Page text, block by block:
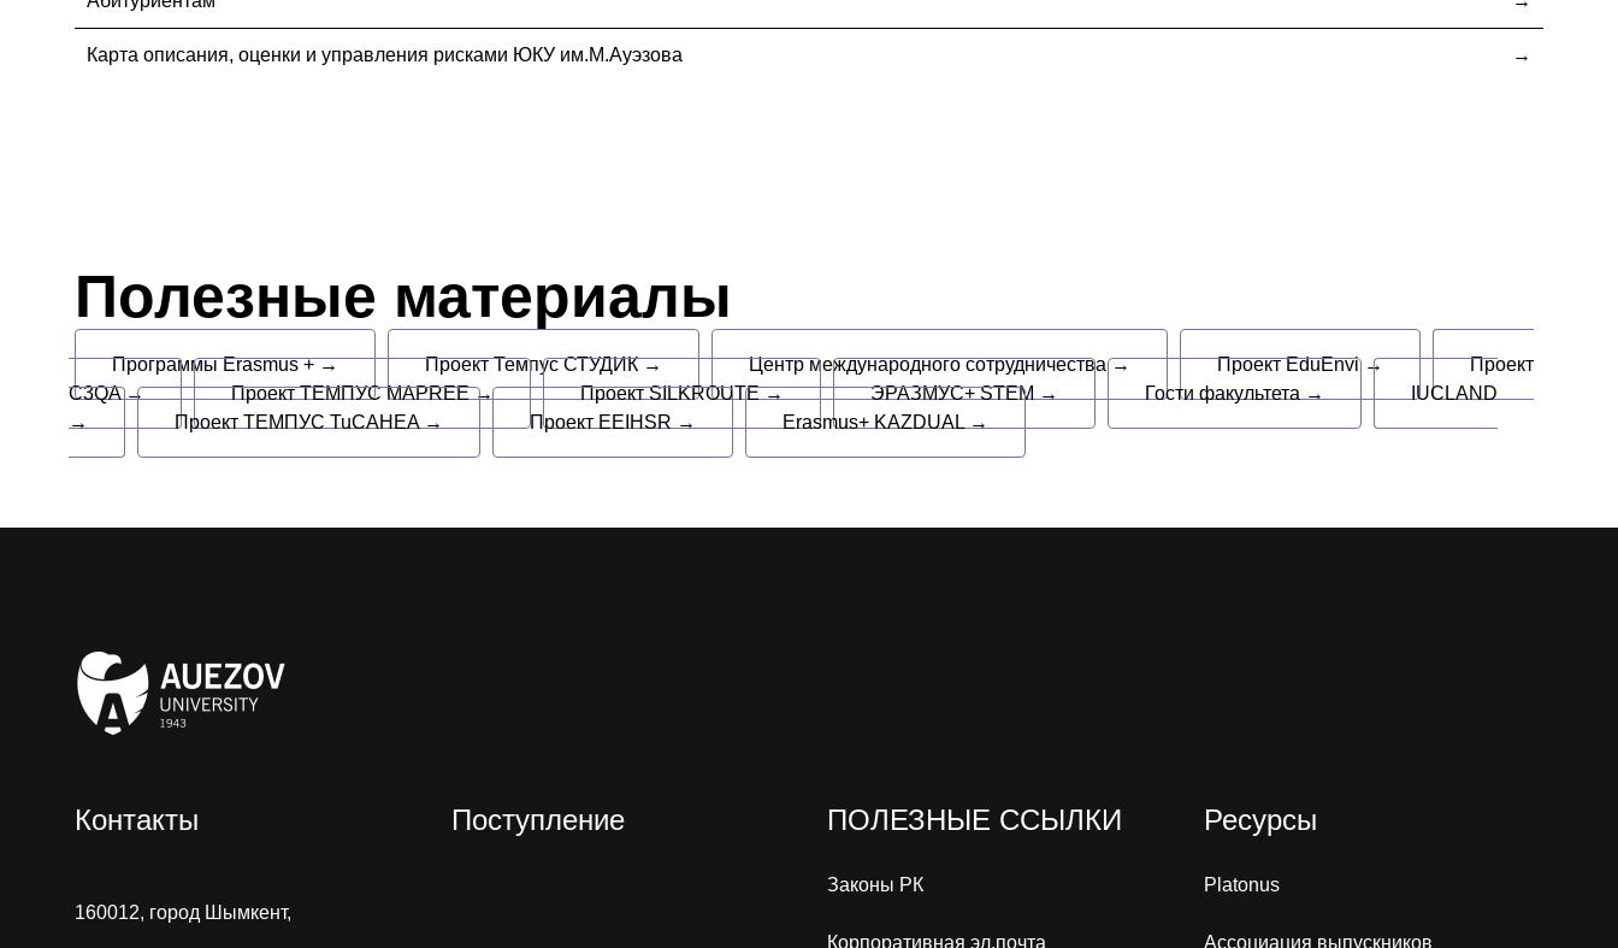
Карта описания, оценки и управления рисками ЮКУ им.М.Ауэзова
Полезные материалы
Программы Erasmus + → Проект Темпус СТУДИК → Центр международного сотрудничества → Проект EduEnvi →
Проект
C3QA →
Проект ТЕМПУС MAPREE → Проект SILKROUTE → ЭРАЗМУС+ STEM → Гости факультета →
IUCLAND
→
Проект ТЕМПУС TuCAHEA → Проект EEIHSR → Erasmus+ KAZDUAL →
Контакты
160012, город Шымкент,
Поступление ПОЛЕЗНЫЕ ССЫЛКИ
Законы РК
Корпоративная эл.почта
Ресурсы
Platonus
Ассоциация выпускников